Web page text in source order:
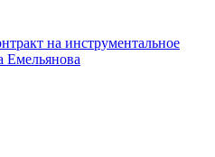
на инструментальное
Емельянова